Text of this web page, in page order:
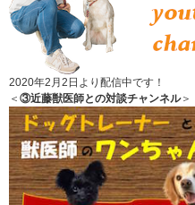
2020年2月2日より配信中です！
＜③近藤獣医師との対談チャンネル＞